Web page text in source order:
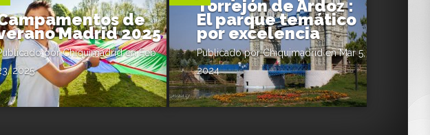
de
Madrid 2025
porChiquimadriden Feb
2025
Torrejón de Ardoz :
El parque temático
por excelencia
Publicado porChiquimadriden Mar 5,
2024